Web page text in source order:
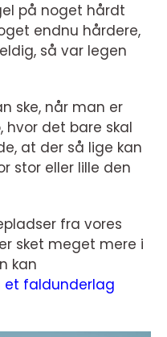
på noget hårdt
endnu hårdere,
så var legen
ske, når man er
hvor det bare skal
at der så lige kan
stor eller lille den
fra vores
sket meget mere i
kan
et faldunderlag